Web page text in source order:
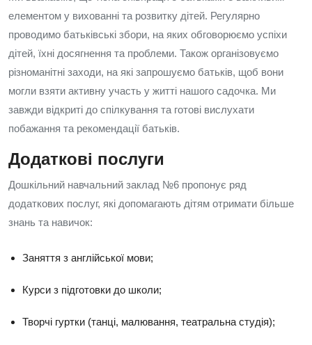
елементом у вихованні та розвитку дітей. Регулярно
проводимо батьківські збори, на яких обговорюємо успіхи
дітей, їхні досягнення та проблеми. Також організовуємо
різноманітні заходи, на які запрошуємо батьків, щоб вони
могли взяти активну участь у житті нашого садочка. Ми
завжди відкриті до спілкування та готові вислухати
побажання та рекомендації батьків.
Додаткові послуги
Дошкільний навчальний заклад №6 пропонує ряд
додаткових послуг, які допомагають дітям отримати більше
знань та навичок:
Заняття з англійської мови;
Курси з підготовки до школи;
Творчі гуртки (танці, малювання, театральна студія);